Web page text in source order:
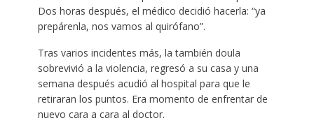
Dos horas después, el médico decidió hacerla: “ya
prepárenla, nos vamos al quirófano”.
Tras varios incidentes más, la también doula
sobrevivió a la violencia, regresó a su casa y una
semana después acudió al hospital para que le
retiraran los puntos. Era momento de enfrentar de
nuevo cara a cara al doctor.